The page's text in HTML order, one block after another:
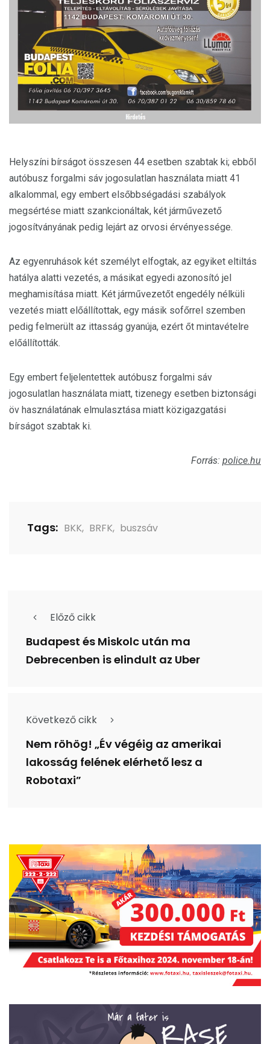
Helyszíni bírságot összesen 44 esetben szabtak ki; ebből
autóbusz forgalmi sáv jogosulatlan használata miatt 41
alkalommal, egy embert elsőbbségadási szabályok
megsértése miatt szankcionáltak, két járművezető
jogosítványának pedig lejárt az orvosi érvényessége.
Az egyenruhások két személyt elfogtak, az egyiket eltiltás
hatálya alatti vezetés, a másikat egyedi azonosító jel
meghamisítása miatt. Két járművezetőt engedély nélküli
vezetés miatt előállítottak, egy másik sofőrrel szemben
pedig felmerült az ittasság gyanúja, ezért őt mintavételre
előállították.
Egy embert feljelentettek autóbusz forgalmi sáv
jogosulatlan használata miatt, tizenegy esetben biztonsági
öv használatának elmulasztása miatt közigazgatási
bírságot szabtak ki.
Forrás: police.hu
Tags: BKK, BRFK, buszsáv
Előző cikk
Budapest és Miskolc után ma
Debrecenben is elindult az Uber
Következő cikk
Nem röhög! „Év végéig az amerikai
lakosság felének elérhető lesz a
Robotaxi”